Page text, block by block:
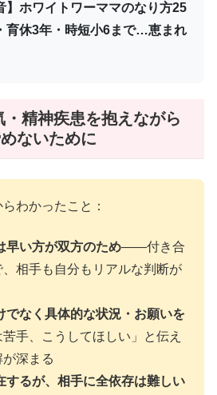
】ホワイトワーママのなり方25
育休3年・時短小6まで…恵まれ
・精神疾患を抱えながら
ないために
わかったこと：
早い方が双方のため——付き合
相手も自分もリアルな判断が
でなく具体的な状況・お願いを
手、こうしてほしい」と伝え
深まる
するが、相手に全依存は難しい